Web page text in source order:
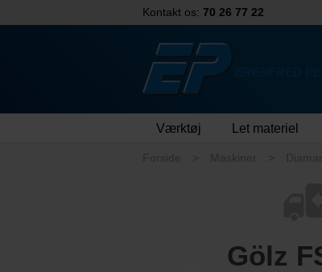
Kontakt os: 70 26 77 22
Værktøj Let materiel
Gölz